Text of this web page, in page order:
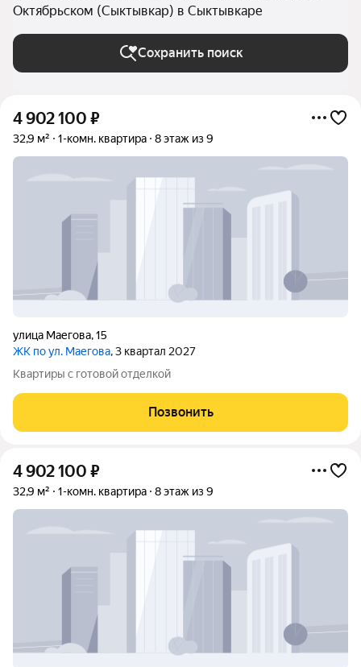
Октябрьском (Сыктывкар) в Сыктывкаре
Сохранить поиск
4 902 100 ₽
32,9 м² 1-комн. квартира 8 этаж из 9
улица Маегова,15
ЖК по ул. Маегова, 3 квартал 2027
Квартиры с готовой отделкой
Позвонить
4 902 100 ₽
32,9 м² 1-комн. квартира 8 этаж из 9